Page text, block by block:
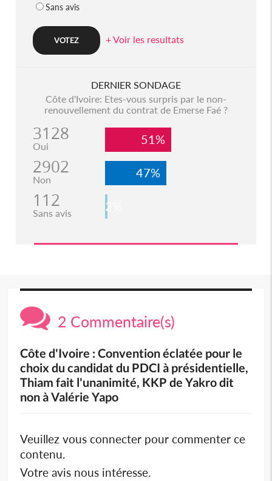
Sans avis
+ Voir les resultats
DERNIER SONDAGE
Côte d'Ivoire: Etes-vous surpris par le non-
renouvellement du contrat de Emerse Faé ?
3128
Oui 51%
2902
Non 47%
112
Sans avis 2%
2 Commentaire(s)
Côte d'Ivoire : Convention éclatée pour le
choix du candidat du PDCI à présidentielle,
Thiam fait l'unanimité, KKP de Yakro dit
non à Valérie Yapo
Veuillez vous connecter pour commenter ce
contenu.
Votre avis nous intéresse.